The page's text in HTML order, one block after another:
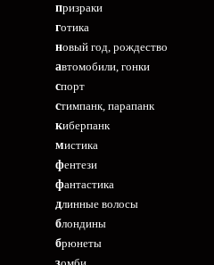
призраки
готика
новый год, рождество
автомобили, гонки
спорт
стимпанк, парапанк
киберпанк
мистика
фентези
фантастика
длинные волосы
блондины
брюнеты